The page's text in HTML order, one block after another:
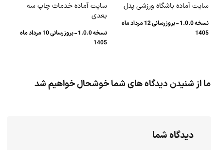
سایت آماده باشگاه ورزشی پدل
نسخه 1.0.0 - بروزرسانی 12 مرداد ماه
1405
سایت آماده خدمات چاپ سه
بعدی
نسخه 1.0.0 - بروزرسانی 10 مرداد ماه
1405
ما از شنیدن دیدگاه های شما خوشحال خواهیم شد
دیدگاه شما